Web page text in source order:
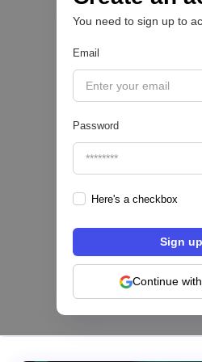
You need to sign up to
Email
Password
Here's a checkbox
Continue
PAYTECH 💳
ACI Worldwide |
Configura comisiones
tarjetas: el nuevo